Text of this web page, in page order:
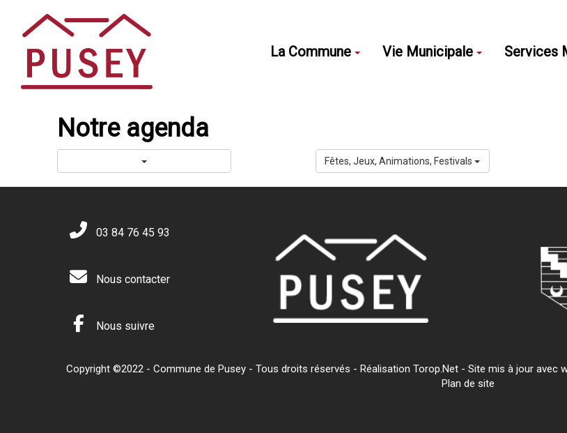
La Commune Vie Municipale Services
Notre agenda
Fêtes, Jeux, Animations, Festivals
03 84 76 45 93
Nous contacter
Nous suivre
Copyright ©2022 - Commune de Pusey - Tous droits réservés - Réalisation Torop.Net - Site mis à jour avec
Plan de site